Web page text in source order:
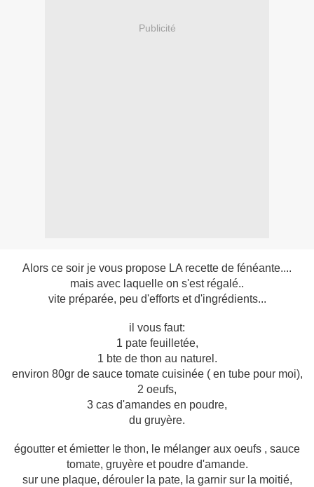
Publicité
Alors ce soir je vous propose LA recette de fénéante....
mais avec laquelle on s'est régalé..
vite préparée, peu d'efforts et d'ingrédients...
il vous faut:
1 pate feuilletée,
1 bte de thon au naturel.
environ 80gr de sauce tomate cuisinée ( en tube pour moi),
2 oeufs,
3 cas d'amandes en poudre,
du gruyère.
égoutter et émietter le thon, le mélanger aux oeufs , sauce
tomate, gruyère et poudre d'amande.
sur une plaque, dérouler la pate, la garnir sur la moitié,